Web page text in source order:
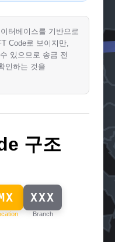
터베이스를 기반으로
Code로 보이지만,
있으므로 송금 전
인하는 것을
구조
XXX
Branch